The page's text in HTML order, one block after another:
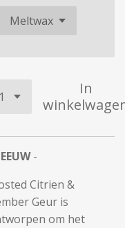
In
-
Citrien &
Geur is
om het